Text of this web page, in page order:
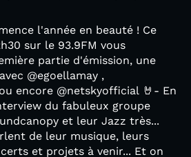
l'année en beauté ! Ce
sur le 93.9FM vous
partie d'émission, une
@egoellamay ,
encore @netskyofficial 🤘- En
du fabuleux groupe
et leur Jazz très...
de leur musique, leurs
et projets à venir... Et on